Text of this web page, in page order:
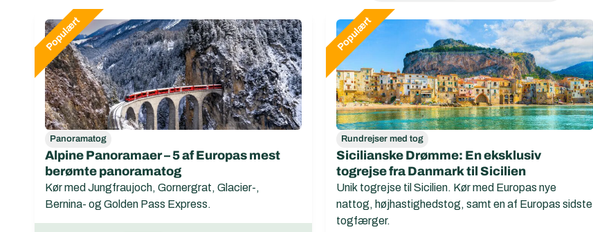
Panoramatog
Alpine Panoramaer – 5 af Europas mest
berømte panoramatog
Kør med Jungfraujoch, Gornergrat, Glacier-,
Bernina- og Golden Pass Express.
Rundrejser med tog
Sicilianske Drømme: En eksklusiv
togrejse fra Danmark til Sicilien
Unik togrejse til Sicilien. Kør med Europas nye
nattog, højhastighedstog, samt en af Europas sidste
togfærger.